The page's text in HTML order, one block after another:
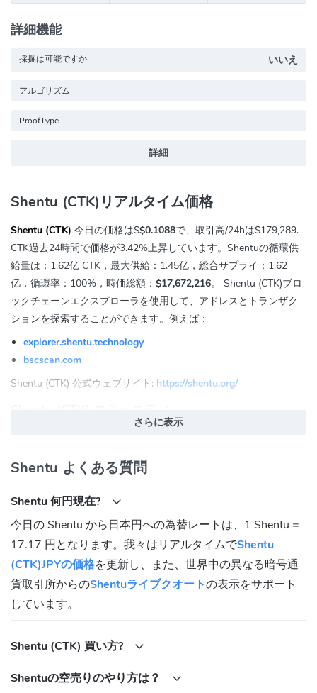
詳細機能
採掘は可能ですか いいえ
アルゴリズム
ProofType
詳細
Shentu (CTK)リアルタイム価格
Shentu (CTK) 今日の価格は$$0.1088で、取引高/24hは$179,289.
CTK過去24時間で価格が3.42%上昇しています。Shentuの循環供
給量は：1.62亿 CTK，最大供給：1.45亿，総合サプライ：1.62
亿，循環率：100%，時価総額： $17,672,216。 Shentu (CTK)ブロ
ックチェーンエクスプローラを使用して、アドレスとトランザク
ションを探索することができます。例えば：
explorer.shentu.technology
bscscan.com
Shentu (CTK) 公式ウェブサイト: https://shentu.org/
BNB Chain(BEP20):
0xA8c2B8eec3d368C0253ad3dae65a5F2BBB89c929
さらに表示
Shentu よくある質問
Shentu 何円現在?
今日の Shentu から日本円への為替レートは、1 Shentu =
17.17 円となります。我々はリアルタイムでShentu
(CTK)JPYの価格を更新し、また、世界中の異なる暗号通
貨取引所からのShentuライブクオートの表示をサポート
しています。
Shentu (CTK) 買い方?
Shentuの空売りのやり方は？